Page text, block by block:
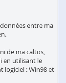
entre ma
de ma caltos,
en utilisant le
logiciel : Win98 et